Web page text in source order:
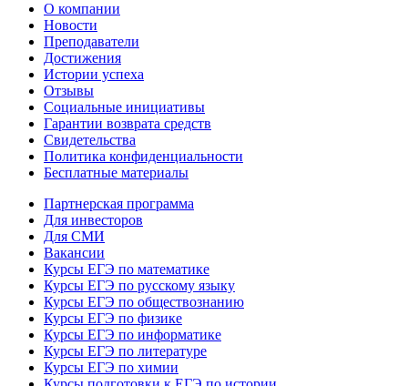
О компании
Новости
Преподаватели
Достижения
Истории успеха
Отзывы
Социальные инициативы
Гарантии возврата средств
Свидетельства
Политика конфиденциальности
Бесплатные материалы
Партнерская программа
Для инвесторов
Для СМИ
Вакансии
Курсы ЕГЭ по математике
Курсы ЕГЭ по русскому языку
Курсы ЕГЭ по обществознанию
Курсы ЕГЭ по физике
Курсы ЕГЭ по информатике
Курсы ЕГЭ по литературе
Курсы ЕГЭ по химии